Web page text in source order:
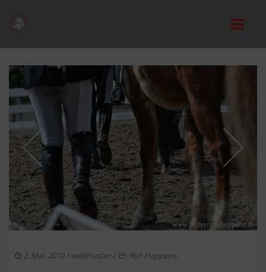
VEREIN
VORSTAND
REITANLAGE
REITUNTERRICHT
MITGLIEDSCHAFT
VEREINSORDNUNGEN
2. Mai. 2010/ webmaster/ RuF Heppens